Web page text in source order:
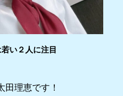
い２人に注目
理恵です！